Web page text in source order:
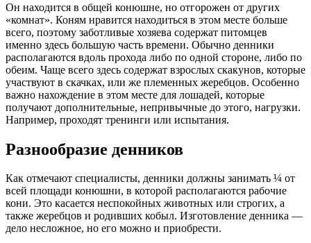
Он находится в общей конюшне, но отгорожен от других
«комнат». Коням нравится находиться в этом месте больше
всего, поэтому заботливые хозяева содержат питомцев
именно здесь большую часть времени. Обычно денники
располагаются вдоль прохода либо по одной стороне, либо по
обеим. Чаще всего здесь содержат взрослых скакунов, которые
участвуют в скачках, или же племенных жеребцов. Особенно
важно нахождение в этом месте для лошадей, которые
получают дополнительные, непривычные до этого, нагрузки.
Например, проходят тренинги или испытания.
Разнообразие денников
Как отмечают специалисты, денники должны занимать ¼ от
всей площади конюшни, в которой располагаются рабочие
кони. Это касается неспокойных животных или строгих, а
также жеребцов и родивших кобыл. Изготовление денника —
дело несложное, но его можно и приобрести.